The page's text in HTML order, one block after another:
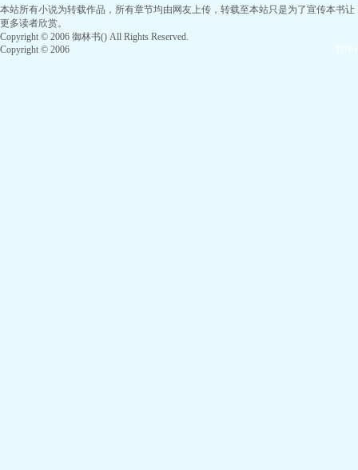
本站所有小说为转载作品，所有章节均由网友上传，转载至本站只是为了宣传本书让
更多读者欣赏。
Copyright © 2006 御林书() All Rights Reserved.
Copyright © 2006